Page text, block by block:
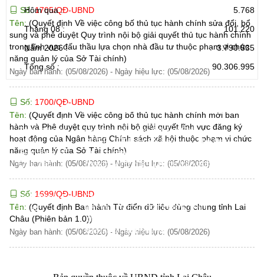
Số:1705/QĐ-UBND
Tên: (Quyết định Về việc công bố thủ tục hành chính sửa đổi, bổ
sung và phê duyệt Quy trình nội bộ giải quyết thủ tục hành chính
trong lĩnh vực đấu thầu lựa chọn nhà đầu tư thuộc phạm vi chức
năng quản lý của Sở Tài chính)
Ngày ban hành: (05/08/2026) - Ngày hiệu lực: (05/08/2026)
Số: 1700/QĐ-UBND
Tên: (Quyết định Về việc công bố thủ tục hành chính mới ban
hành và Phê duyệt quy trình nội bộ giải quyết lĩnh vực đăng ký
hoạt động của Ngân hàng Chính sách xã hội thuộc phạm vi chức
năng quản lý của Sở Tài chính)
Ngày ban hành: (05/08/2026) - Ngày hiệu lực: (05/08/2026)
Số: 1699/QĐ-UBND
Tên: (Quyết định Ban hành Từ điển dữ liệu dùng chung tỉnh Lai
Châu (Phiên bản 1.0))
Ngày ban hành: (05/08/2026) - Ngày hiệu lực: (05/08/2026)
Hôm qua :
5.768
Tháng 08 :
101.220
Năm 2026 :
3.790.535
Tổng số :
90.306.995
CỔNG THÔNG TIN ĐIỆN TỬ TỈNH LAI CHÂU
Cơ quan chủ
quản:
Giấy phép số:
Chịu trách
Điện thoại | Fax:
Email:
Ủy ban nhân dân tỉnh Lai Châu
31/GP-TTĐT do Sở Văn hóa, Thể thao và
Du lịch cấp 17/4/2026
Hoàng Minh Hải - Chánh Văn phòng UBND
Chính trị tỉnh Lai Châu
02133.876.337; 02133.876.359 |
02133.876.356
laichau@chinhphu.vn